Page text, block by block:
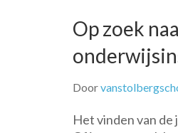
Op zoek
Door
Het vinden van de